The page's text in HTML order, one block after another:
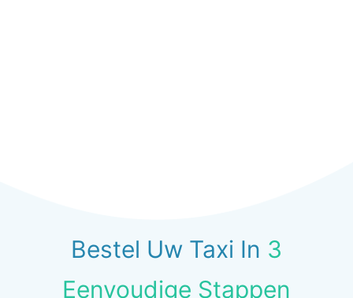
Bestel Uw Taxi In 3
Eenvoudige Stappen